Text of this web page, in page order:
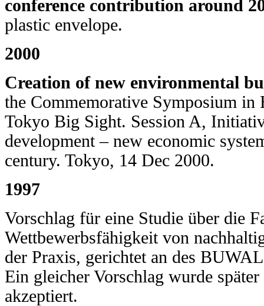
conference contribution around
plastic envelope.
2000
Creation of new environmental
the Commemorative Symposium in
Tokyo Big Sight. Session A,
development – new economic
century. Tokyo, 14 Dec 2000.
1997
Vorschlag für eine Studie über die
Wettbewerbsfähigkeit von
der Praxis, gerichtet an des
Ein gleicher Vorschlag wurde
akzeptiert.